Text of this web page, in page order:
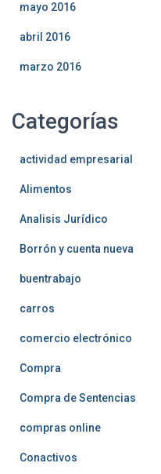
mayo 2016
abril 2016
marzo 2016
Categorías
actividad empresarial
Alimentos
Analisis Jurídico
Borrón y cuenta nueva
buentrabajo
carros
comercio electrónico
Compra
Compra de Sentencias
compras online
Conactivos